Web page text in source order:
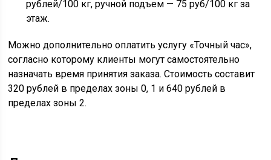
рублей/100 кг, ручной подъем — 75 руб/100 кг за
этаж.
Можно дополнительно оплатить услугу «Точный час»,
согласно которому клиенты могут самостоятельно
назначать время принятия заказа. Стоимость составит
320 рублей в пределах зоны 0, 1 и 640 рублей в
пределах зоны 2.